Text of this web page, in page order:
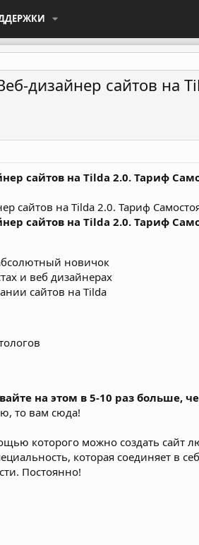
дизайнер сайтов на
сайтов на Tilda 2.0. Тариф
сайтов на Tilda 2.0. Тариф
новичок
и веб дизайнерах
сайтов на Tilda
на этом в 5-10 раз больше,
то вам сюда!
которого можно создать сайт
которая соединяет в
Постоянно!